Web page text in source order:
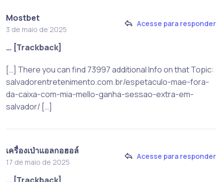
Mostbet
3 de maio de 2025
Acesse para responder
… [Trackback]
[…] There you can find 73997 additional Info on that Topic:
salvadorentretenimento.com.br/espetaculo-mae-fora-
da-caixa-com-mia-mello-ganha-sessao-extra-em-
salvador/ […]
เครื่องเป่าแอลกอฮอล์
17 de maio de 2025
Acesse para responder